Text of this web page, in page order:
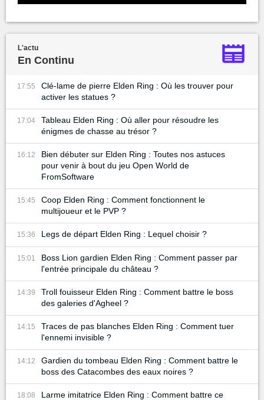
L'actu
En Continu
17:55
Clé-lame de pierre Elden Ring : Où les trouver pour
activer les statues ?
17:04
Tableau Elden Ring : Où aller pour résoudre les
énigmes de chasse au trésor ?
16:12
Bien débuter sur Elden Ring : Toutes nos astuces
pour venir à bout du jeu Open World de
FromSoftware
15:45
Coop Elden Ring : Comment fonctionnent le
multijoueur et le PVP ?
15:36 Legs de départ Elden Ring : Lequel choisir ?
15:01
Boss Lion gardien Elden Ring : Comment passer par
l'entrée principale du château ?
14:39
Troll fouisseur Elden Ring : Comment battre le boss
des galeries d'Agheel ?
14:15
Traces de pas blanches Elden Ring : Comment tuer
l'ennemi invisible ?
14:12
Gardien du tombeau Elden Ring : Comment battre le
boss des Catacombes des eaux noires ?
18:08
Larme imitatrice Elden Ring : Comment battre ce